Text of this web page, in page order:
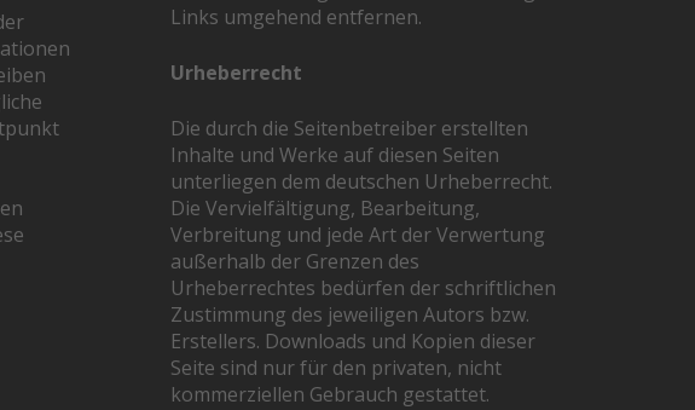
Links umgehend entfernen.
Urheberrecht
Die durch die Seitenbetreiber erstellten
Inhalte und Werke auf diesen Seiten
unterliegen dem deutschen Urheberrecht.
Die Vervielfältigung, Bearbeitung,
Verbreitung und jede Art der Verwertung
außerhalb der Grenzen des
Urheberrechtes bedürfen der schriftlichen
Zustimmung des jeweiligen Autors bzw.
Erstellers. Downloads und Kopien dieser
Seite sind nur für den privaten, nicht
kommerziellen Gebrauch gestattet.